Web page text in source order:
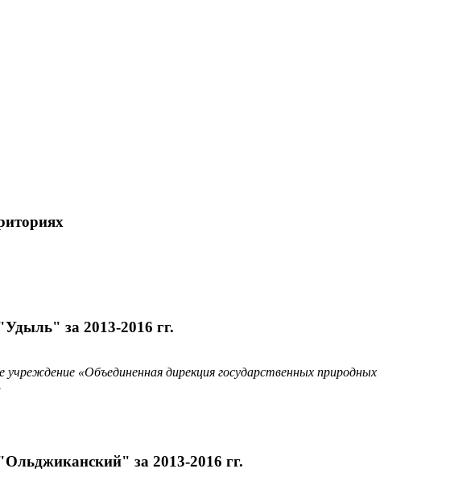
за 2013-2016 гг.
«Объединенная дирекция государственных природных
за 2013-2016 гг.